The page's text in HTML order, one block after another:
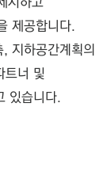
제공합니다.
지하공간계획의
트너 및
있습니다.